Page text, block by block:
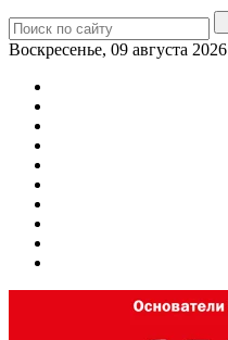
Воскресенье, 09 августа 2026